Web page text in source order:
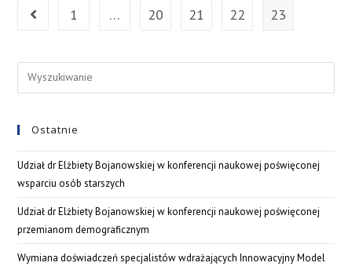
1 … 20 21 22 23
Ostatnie
Udział dr Elżbiety Bojanowskiej w konferencji naukowej poświęconej
wsparciu osób starszych
Udział dr Elżbiety Bojanowskiej w konferencji naukowej poświęconej
przemianom demograficznym
Wymiana doświadczeń specjalistów wdrażających Innowacyjny Model